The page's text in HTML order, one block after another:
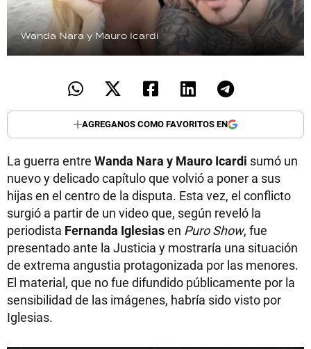
Wanda Nara y Mauro Icardi
AGREGANOS COMO FAVORITOS EN
La guerra entre Wanda Nara y Mauro Icardi sumó un
nuevo y delicado capítulo que volvió a poner a sus
hijas en el centro de la disputa. Esta vez, el conflicto
surgió a partir de un video que, según reveló la
periodista Fernanda Iglesiasen Puro Show, fue
presentado ante la Justicia y mostraría una situación
de extrema angustia protagonizada por las menores.
El material, que no fue difundido públicamente por la
sensibilidad de las imágenes, habría sido visto por
Iglesias.